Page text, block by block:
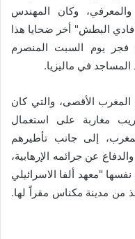
وكان المهندس
البطش" أخر ضحايا هذا
فجر يوم السبت المنصرم
المساجد في ماليزيا.
المغرب الأقصى، والتي كان
مغاربة على استعمال
إلى جانب تأطيرهم
عن جرائمه الإرهابية،
"معهد ألفا الاسرائيلي
من مدينة مكناس مقراً لها.